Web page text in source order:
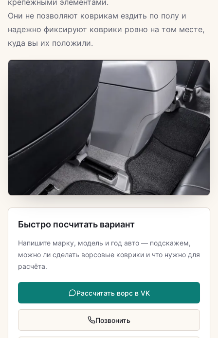
крепежными элементами.
Они не позволяют коврикам ездить по полу и
надежно фиксируют коврики ровно на том месте,
куда вы их положили.
Быстро посчитать вариант
Напишите марку, модель и год авто — подскажем,
можно ли сделать ворсовые коврики и что нужно для
расчёта.
Рассчитать ворс в VK
Позвонить